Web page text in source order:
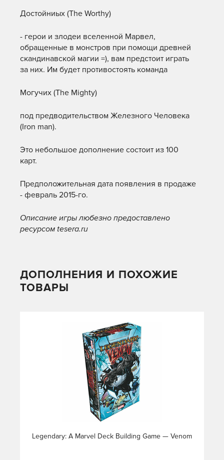
Достойниых (The Worthy)
- герои и злодеи вселенной Марвел,
обращенные в монстров при помощи древней
скандинавской магии =), вам предстоит играть
за них. Им будет противостоять команда
Могучих (The Mighty)
под предводительством Железного Человека
(Iron man).
Это небольшое дополнение состоит из 100
карт.
Предположительная дата появления в продаже
- февраль 2015-го.
Описание игры любезно предоставлено
ресурсом tesera.ru
ДОПОЛНЕНИЯ И ПОХОЖИЕ
ТОВАРЫ
Legendary: A Marvel Deck Building Game — Venom